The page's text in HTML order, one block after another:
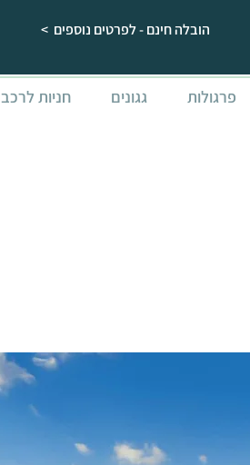
הובלה חינם - לפרטים נוספים >
פרגולות גגונים חניות לרכב